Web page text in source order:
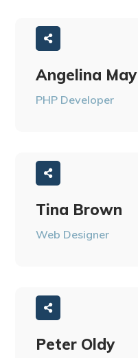
Angelina May
PHP Developer
Tina Brown
Web Designer
Peter Oldy